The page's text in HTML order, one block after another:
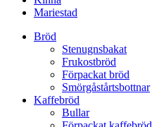
Mariestad
Bröd
Stenugnsbakat
Frukostbröd
Förpackat bröd
Smörgåstårtsbottnar
Kaffebröd
Bullar